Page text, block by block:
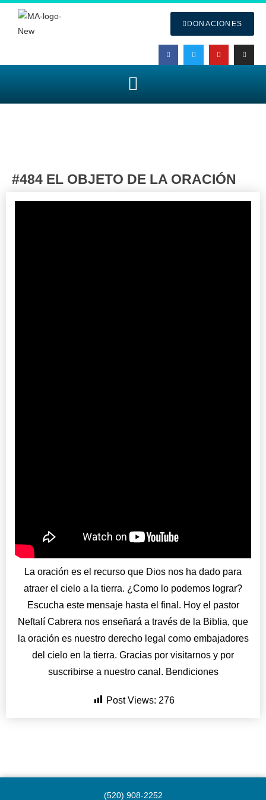
DONACIONES
#484 EL OBJETO DE LA ORACIÓN
La oración es el recurso que Dios nos ha dado para
atraer el cielo a la tierra. ¿Como lo podemos lograr?
Escucha este mensaje hasta el final. Hoy el pastor
Neftalí Cabrera nos enseñará a través de la Biblia, que
la oración es nuestro derecho legal como embajadores
del cielo en la tierra. Gracias por visitarnos y por
suscribirse a nuestro canal. Bendiciones
Post Views: 276
(520) 908-2252